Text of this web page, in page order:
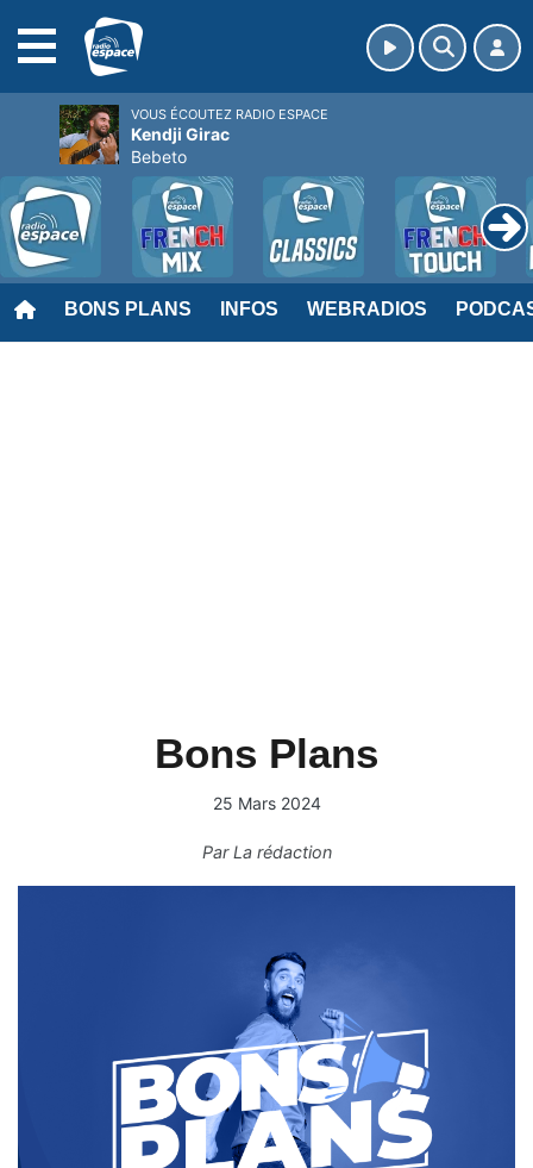
BONS PLANS INFOS WEBRADIOS
Bons Plans
25 Mars 2024
ParLa rédaction
VOUS ÉCOUTEZ RADIO ESPACE
Kendji Girac
Bebeto